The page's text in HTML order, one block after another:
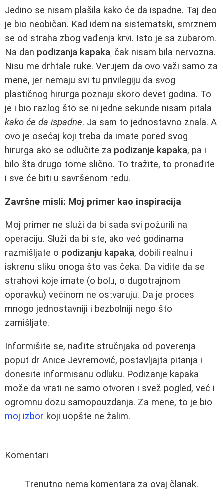
Jedino se nisam plašila kako će da ispadne. Taj deo
je bio neobičan. Kad idem na sistematski, smrznem
se od straha zbog vađenja krvi. Isto je sa zubarom.
Na dan podizanja kapaka, čak nisam bila nervozna.
Nisu me drhtale ruke. Verujem da ovo važi samo za
mene, jer nemaju svi tu privilegiju da svog
plastičnog hirurga poznaju skoro devet godina. To
je i bio razlog što se ni jedne sekunde nisam pitala
kako će da ispadne. Ja sam to jednostavno znala. A
ovo je osećaj koji treba da imate pored svog
hirurga ako se odlučite za podizanje kapaka, pa i
bilo šta drugo tome slično. To tražite, to pronađite
i sve će biti u savršenom redu.
Završne misli: Moj primer kao inspiracija
Moj primer ne služi da bi sada svi požurili na
operaciju. Služi da bi ste, ako već godinama
razmišljate o podizanju kapaka, dobili realnu i
iskrenu sliku onoga što vas čeka. Da vidite da se
strahovi koje imate (o bolu, o dugotrajnom
oporavku) većinom ne ostvaruju. Da je proces
mnogo jednostavniji i bezbolniji nego što
zamišljate.
Informišite se, nađite stručnjaka od poverenja
poput dr Anice Jevremović, postavljajta pitanja i
donesite informisanu odluku. Podizanje kapaka
može da vrati ne samo otvoren i svež pogled, već i
ogromnu dozu samopouzdanja. Za mene, to je bio
moj izbor koji uopšte ne žalim.
Komentari
Trenutno nema komentara za ovaj članak.